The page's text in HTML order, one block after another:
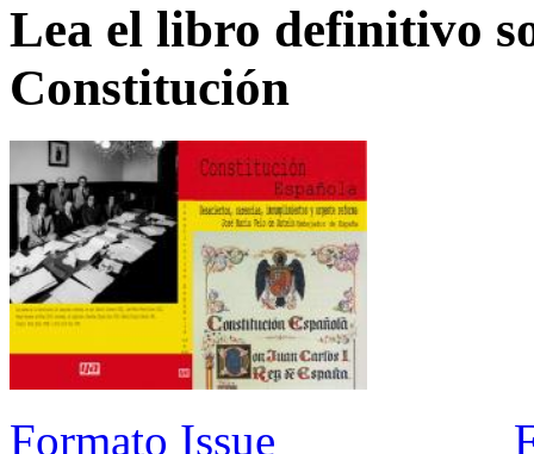
Lea el libro definitivo
Constitución
Formato Issue